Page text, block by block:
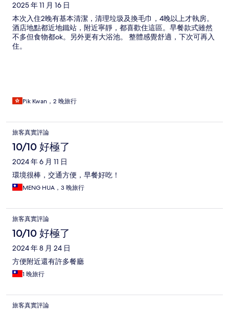
2025 年 11 月 16 日
本次入住2晚有基本清潔，清理垃圾及換毛巾，4晚以上才執房。
酒店地點都近地鐵站，附近寧靜，都喜歡住這區。早餐款式雖然
不多但食物都ok。另外更有大浴池。 整體感覺舒適，下次可再入
住。
Pik Kwan，2 晚旅行
旅客真實評論
10/10 好極了
2024 年 6 月 11 日
環境很棒，交通方便，早餐好吃！
MENG HUA，3 晚旅行
旅客真實評論
10/10 好極了
2024 年 8 月 24 日
方便附近還有許多餐廳
1 晚旅行
旅客真實評論